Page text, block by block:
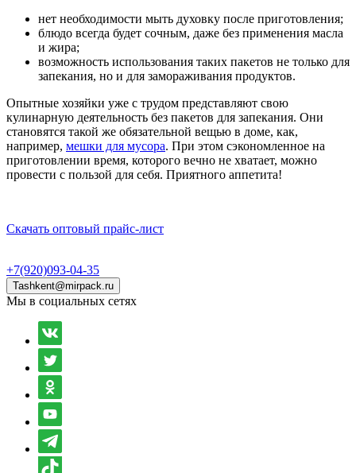
нет необходимости мыть духовку после приготовления;
блюдо всегда будет сочным, даже без применения масла
и жира;
возможность использования таких пакетов не только для
запекания, но и для замораживания продуктов.
Опытные хозяйки уже с трудом представляют свою
кулинарную деятельность без пакетов для запекания. Они
становятся такой же обязательной вещью в доме, как,
например, мешки для мусора. При этом сэкономленное на
приготовлении время, которого вечно не хватает, можно
провести с пользой для себя. Приятного аппетита!
Скачать оптовый прайс-лист
+7(920)093-04-35
Tashkent@mirpack.ru
Мы в социальных сетях